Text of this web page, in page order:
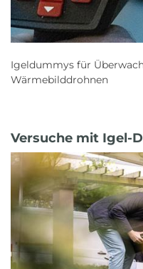
Igeldummys für
Wärmebilddrohnen
Versuche mit Igel-